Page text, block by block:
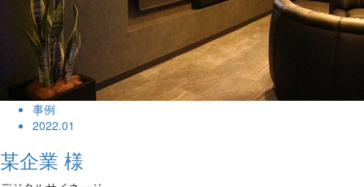
事例
2022.01
某企業 様